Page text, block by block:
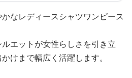
なレディースシャツワンピース
エットが女性らしさを引き立
けまで幅広く活躍します。